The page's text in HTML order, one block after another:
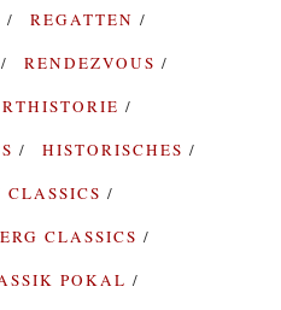
REGATTEN
RENDEZVOUS
HISTORISCHES
CLASSICS
POKAL